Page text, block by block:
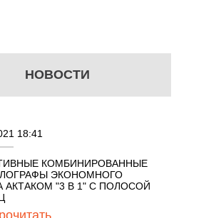
НОВОСТИ
18:41
КОМБИНИРОВАННЫЕ
ЭКОНОМНОГО
АКТАКОМ "3 В 1" С ПОЛОСОЙ